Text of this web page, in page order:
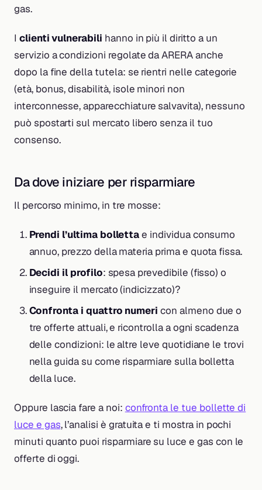
gas.
I clienti vulnerabili hanno in più il diritto a un
servizio a condizioni regolate da ARERA anche
dopo la fine della tutela: se rientri nelle categorie
(età, bonus, disabilità, isole minori non
interconnesse, apparecchiature salvavita), nessuno
può spostarti sul mercato libero senza il tuo
consenso.
Da dove iniziare per risparmiare
Il percorso minimo, in tre mosse:
Prendi l’ultima bollettae individua consumo
annuo, prezzo della materia prima e quota fissa.
Decidi il profilo: spesa prevedibile (fisso) o
inseguire il mercato (indicizzato)?
Confronta i quattro numeri con almeno due o
tre offerte attuali, e ricontrolla a ogni scadenza
delle condizioni: le altre leve quotidiane le trovi
nella guida su come risparmiare sulla bolletta
della luce.
Oppure lascia fare a noi: confronta le tue bollette di
luce e gas, l’analisi è gratuita e ti mostra in pochi
minuti quanto puoi risparmiare su luce e gas con le
offerte di oggi.